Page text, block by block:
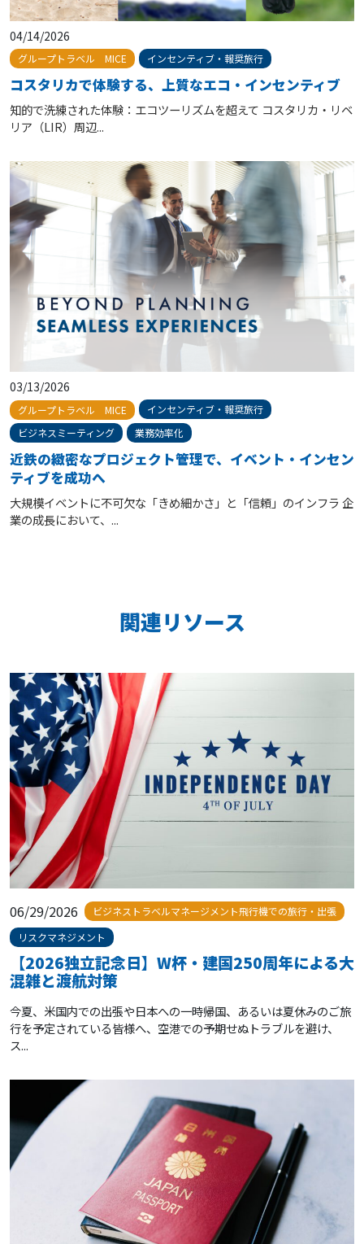
04/14/2026
グループトラベル MICE インセンティブ・報奨旅行
コスタリカで体験する、上質なエコ・インセンティブ
知的で洗練された体験：エコツーリズムを超えて コスタリカ・リベ
リア（LIR）周辺...
03/13/2026
グループトラベル MICE
インセンティブ・報奨旅行
ビジネスミーティング
業務効率化
近鉄の緻密なプロジェクト管理で、イベント・インセン
ティブを成功へ
大規模イベントに不可欠な「きめ細かさ」と「信頼」のインフラ 企
業の成長において、...
関連リソース
06/29/2026
ビジネストラベルマネージメント飛行機での旅行・出張
リスクマネジメント
【2026独立記念日】W杯・建国250周年による大
混雑と渡航対策
今夏、米国内での出張や日本への一時帰国、あるいは夏休みのご旅
行を予定されている皆様へ、空港での予期せぬトラブルを避け、
ス...